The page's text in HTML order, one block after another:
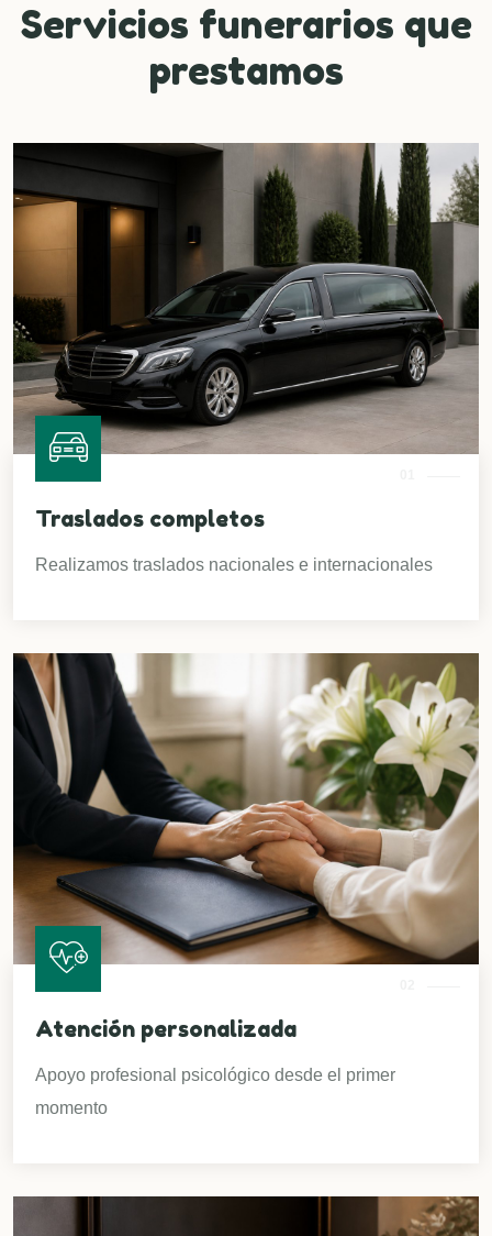
Servicios funerarios que
prestamos
Traslados completos
Realizamos traslados nacionales e internacionales
Atención personalizada
Apoyo profesional psicológico desde el primer
momento